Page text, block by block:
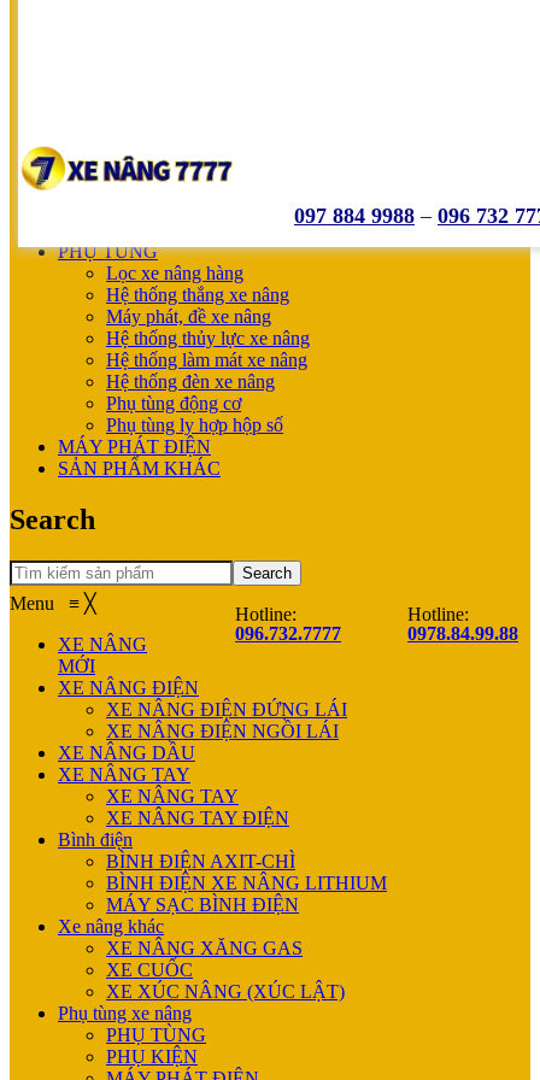
XE NÂNG TAY
XE NÂNG TAY
PHỤ TÙNG
Lọc xe nâng hàng
Hệ thống thắng xe nâng
Máy phát, đề xe nâng
Hệ thống thủy lực xe nâng
Hệ thống làm mát xe nâng
Hệ thống đèn xe nâng
Phụ tùng động cơ
Phụ tùng ly hợp hộp số
MÁY PHÁT ĐIỆN
SẢN PHẨM KHÁC
Search
Search
Hotline:
096.732.7777
Hotline:
0978.84.99.88
Menu ≡ ╳
XE NÂNG
MỚI
XE NÂNG ĐIỆN
XE NÂNG ĐIỆN ĐỨNG LÁI
XE NÂNG ĐIỆN NGỒI LÁI
XE NÂNG DẦU
XE NÂNG TAY
XE NÂNG TAY
XE NÂNG TAY ĐIỆN
Bình điện
BÌNH ĐIỆN AXIT-CHÌ
BÌNH ĐIỆN XE NÂNG LITHIUM
MÁY SẠC BÌNH ĐIỆN
Xe nâng khác
XE NÂNG XĂNG GAS
XE CUỐC
XE XÚC NÂNG (XÚC LẬT)
Phụ tùng xe nâng
PHỤ TÙNG
PHỤ KIỆN
097 884 9988 – 096 732